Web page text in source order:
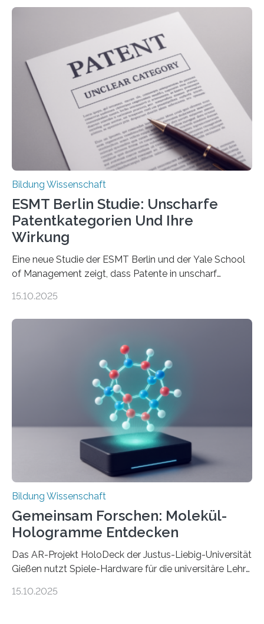
Rückenschmerzen denken und welche Erfahrungen sie
damit gemacht haben, kann entscheidend
beeinflussen, wie Schmerzen verlaufen und welche
Therapien wirken. Diese individuellen Überzeugungen
stehen im Mittelpunkt einer aktuellen Studie der
Hochschule Bochum. Im Rahmen des
Promotionsprojekts „BACKCamPAIN“ führt die
Doktorandin Deborah Jost (Hochschule Bochum,
Promotionskolleg NRW) derzeit eine Online-Umfrage
durch. Ziel ist es, herauszufinden,…
Bildung Wissenschaft
ESMT Berlin Studie: Unscharfe
Patentkategorien Und Ihre
Wirkung
Eine neue Studie der ESMT Berlin und der Yale School
of Management zeigt, dass Patente in unscharf
häufiger zu bahnbrechenden Innovationen führen und
Erfindungen entstehen besonders dann, wenn
Wissenskategorien verschwimmen. Das zeigt neue
Forschung von Gianluca Carnabuci, Professor of
Organizational Behavior an der ESMT Berlin, und
Balázs Kovács, Professor an der Yale School of
Management. Die Forscher kommen zu dem Schluss,
dass Patente…
15.10.2025
Bildung Wissenschaft
Gemeinsam Forschen: Molekül-
Hologramme Entdecken
Das AR-Projekt HoloDeck der Justus-Liebig-Universität
Gießen nutzt Spiele-Hardware für die universitäre Lehre
bekannte Augmented-Reality-Technologie (AR) hält
15.10.2025